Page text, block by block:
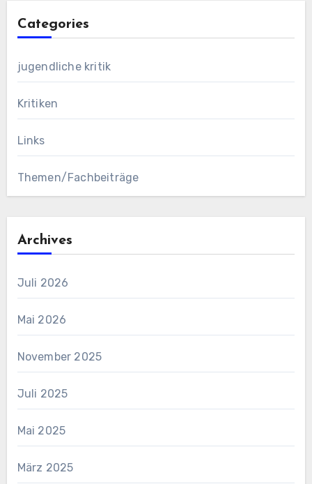
Categories
jugendliche kritik
Kritiken
Links
Themen/Fachbeiträge
Archives
Juli 2026
Mai 2026
November 2025
Juli 2025
Mai 2025
März 2025